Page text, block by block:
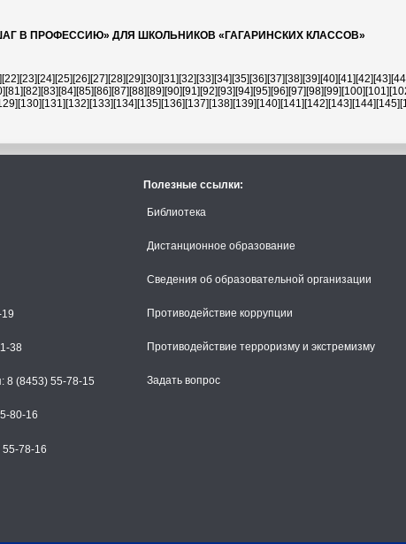
В ПРОФЕССИЮ» ДЛЯ ШКОЛЬНИКОВ «ГАГАРИНСКИХ КЛАССОВ»
[22] [23] [24] [25] [26] [27] [28] [29] [30] [31] [32] [33] [34] [35] [36] [37] [38] [39] [40] [41] [42] [43]
[81] [82] [83] [84] [85] [86] [87] [88] [89] [90] [91] [92] [93] [94] [95] [96] [97] [98] [99] [100] [101]
[130] [131] [132] [133] [134] [135] [136] [137] [138] [139] [140] [141] [142] [143] [144] [145]
38
8 (8453) 55-78-15
80-16
78-16
Полезные ссылки:
Библиотека
Дистанционное образование
Сведения об образовательной организации
Противодействие коррупции
Противодействие терроризму и экстремизму
Задать вопрос